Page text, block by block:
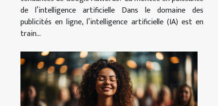
de l’intelligence artificielle Dans le domaine des
publicités en ligne, l’intelligence artificielle (IA) est en
train...